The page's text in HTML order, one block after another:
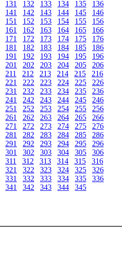
131 132 133 134 135
136
141 142 143 144 145
146
151 152 153 154 155
156
161 162 163 164 165
166
171 172 173 174 175
176
181 182 183 184 185
186
191 192 193 194 195
196
201 202 203 204 205
206
211 212 213 214 215
216
221 222 223 224 225
226
231 232 233 234 235
236
241 242 243 244 245
246
251 252 253 254 255
256
261 262 263 264 265
266
271 272 273 274 275
276
281 282 283 284 285
286
291 292 293 294 295
296
301 302 303 304 305
306
311 312 313 314 315
316
321 322 323 324 325
326
331 332 333 334 335
336
341 342 343 344 345